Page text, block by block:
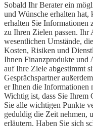
Sobald Ihr Berater ein
und Wünsche erhalten
erhalten Sie
zu Ihren Zielen passen. Ihr
wesentlichen Umstände,
Kosten, Risiken und
Ihnen Finanzprodukte und
auf Ihre Ziele abgestimmt
Gesprächspartner
er Ihnen die Informationen
Wichtig ist, dass Sie Ihrem
Sie alle wichtigen Punkte
geduldig die Zeit nehmen,
erläutern. Haben Sie sich